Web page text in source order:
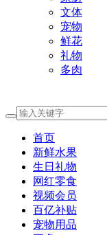
文体
宠物
鲜花
礼物
多肉
首页
新鲜水果
生日礼物
网红零食
视频会员
百亿补贴
宠物用品